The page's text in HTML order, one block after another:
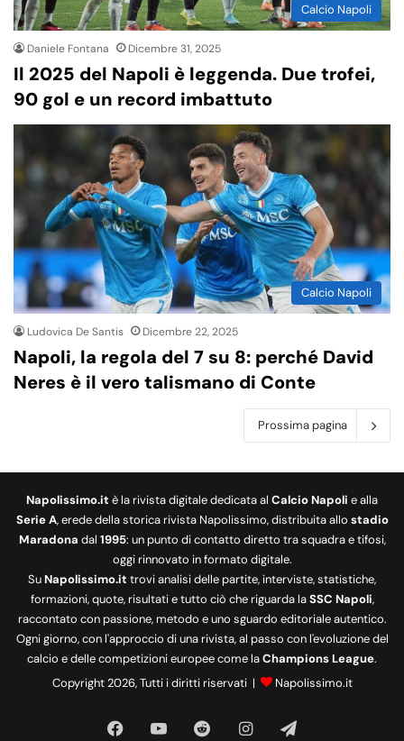
Calcio Napoli
Daniele Fontana Dicembre 31, 2025
Il 2025 del Napoli è leggenda. Due trofei,
90 gol e un record imbattuto
Calcio Napoli
Ludovica De Santis Dicembre 22, 2025
Napoli, la regola del 7 su 8: perché David
Neres è il vero talismano di Conte
Prossima pagina
Napolissimo.it è la rivista digitale dedicata al Calcio Napoli e alla
Serie A, erede della storica rivista Napolissimo, distribuita allo stadio
Maradona dal 1995: un punto di contatto diretto tra squadra e tifosi,
oggi rinnovato in formato digitale.
SuNapolissimo.it trovi analisi delle partite, interviste, statistiche,
formazioni, quote, risultati e tutto ciò che riguarda laSSC Napoli,
raccontato con passione, metodo e uno sguardo editoriale autentico.
Ogni giorno, con l'approccio di una rivista, al passo con l'evoluzione del
calcio e delle competizioni europee come laChampions League.
Copyright 2026, Tutti i diritti riservati |
Napolissimo.it
Facebook RedditInstagram